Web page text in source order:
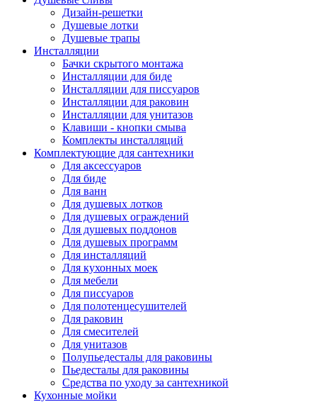
Дизайн-решетки
Душевые лотки
Душевые трапы
Инсталляции
Бачки скрытого монтажа
Инсталляции для биде
Инсталляции для писсуаров
Инсталляции для раковин
Инсталляции для унитазов
Клавиши - кнопки смыва
Комплекты инсталляций
Комплектующие для сантехники
Для аксессуаров
Для биде
Для ванн
Для душевых лотков
Для душевых ограждений
Для душевых поддонов
Для душевых программ
Для инсталляций
Для кухонных моек
Для мебели
Для писсуаров
Для полотенцесушителей
Для раковин
Для смесителей
Для унитазов
Полупьедесталы для раковины
Пьедесталы для раковины
Средства по уходу за сантехникой
Кухонные мойки